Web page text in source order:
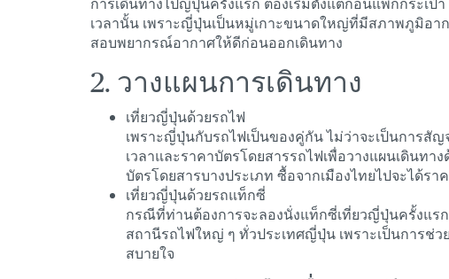
เวลานั้น เพราะญี่ปุ่นเป็นหมู่เกาะขนาดใหญ่ที่มีสภาพภูมิอา
สอบพยากรณ์อากาศให้ดีก่อนออกเดินทาง
2. วางแผนการเดินทาง
เที่ยวญี่ปุ่นด้วยรถไฟ
เพราะญี่ปุ่นกับรถไฟเป็นของคู่กัน ไม่ว่าจะเป็นการสั
เวลาและราคาบัตรโดยสารรถไฟเพื่อวางแผนเดินท
บัตรโดยสารบางประเภท ซื้อจากเมืองไทยไปจะได้รา
เที่ยวญี่ปุ่นด้วยรถแท็กซี่
กรณีที่ท่านต้องการจะลองนั่งแท็กซี่เที่ยวญี่ปุ่นครั้งแร
สถานีรถไฟใหญ่ ๆ ทั่วประเทศญี่ปุ่น เพราะเป็นการช่
สบายใจ